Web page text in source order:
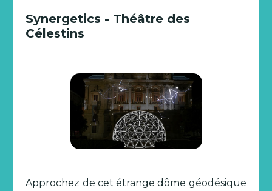
Synergetics - Théâtre des
Célestins
Approchez de cet étrange dôme géodésique